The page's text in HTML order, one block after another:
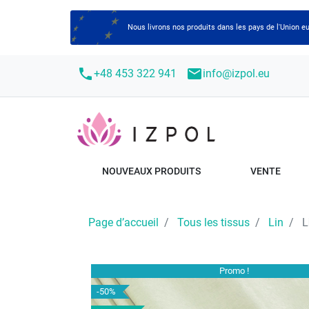
Nous livrons nos produits dans les pays de l'Union
call+48 453 322 941 mailinfo@izpol.eu
NOUVEAUX PRODUITS VENTE
Page d’accueil Tous les tissus Lin
Promo !
-50%